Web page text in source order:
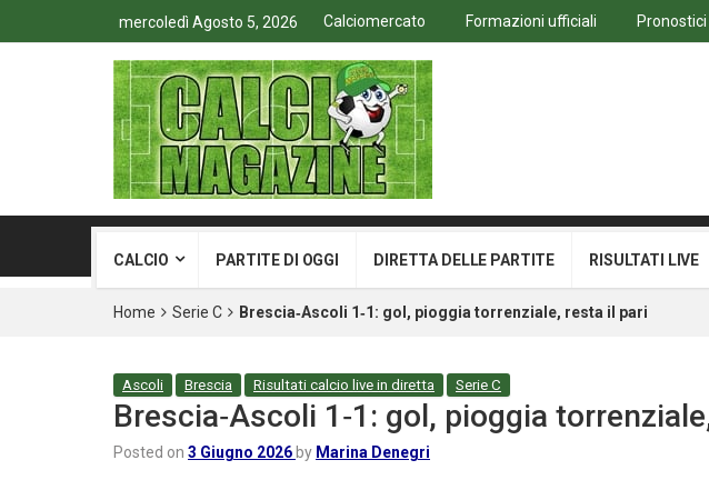
mercoledì Agosto 5, 2026 Calciomercato Formazioni ufficiali Pronostici
CALCIO PARTITE DI OGGI DIRETTA DELLE PARTITE RISULTATI LIVE
Home Serie C Brescia‑Ascoli 1‑1: gol, pioggia torrenziale, resta il pari
Ascoli Brescia Risultati calcio live in diretta Serie C
Brescia‑Ascoli 1‑1: gol, pioggia
Posted on 3 Giugno 2026 by Marina Denegri